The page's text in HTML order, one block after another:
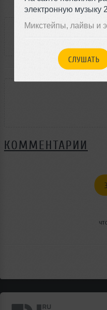
электронную музыку
Микстейпы, лайвы и
СЛУШАТЬ
КОММЕНТАРИИ